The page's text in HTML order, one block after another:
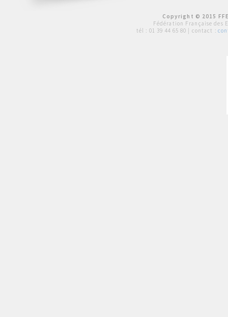
Copyright © 2015
Fédération Française des
tél : 01 39 44 65 80 | contact :